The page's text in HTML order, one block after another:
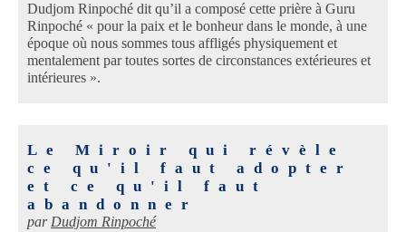
Dudjom Rinpoché dit qu’il a composé cette prière à Guru
Rinpoché « pour la paix et le bonheur dans le monde, à une
époque où nous sommes tous affligés physiquement et
mentalement par toutes sortes de circonstances extérieures et
intérieures ».
Le Miroir qui révèle
ce qu'il faut adopter
et ce qu'il faut
abandonner
parDudjom Rinpoché